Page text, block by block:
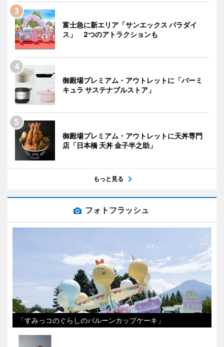
富士急に新エリア「サンエックス パラダイ
ス」 2つのアトラクションも
御殿場プレミアム・アウトレットに「バーミ
キュラ サステナブルストア」
御殿場プレミアム・アウトレットに天丼専門
店「日本橋 天丼 金子半之助」
もっと見る
フォトフラッシュ
「すみっコのぐらしのバルーンカップケーキ」